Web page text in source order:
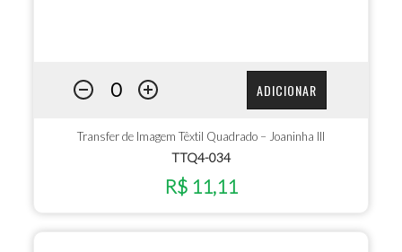
ADICIONAR
Transfer de Imagem Têxtil Quadrado – Joaninha III
TTQ4-034
R$ 11,11